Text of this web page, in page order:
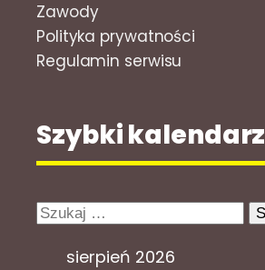
Zawody
Polityka prywatności
Regulamin serwisu
Szybki kalendarz
Szukaj:
sierpień 2026